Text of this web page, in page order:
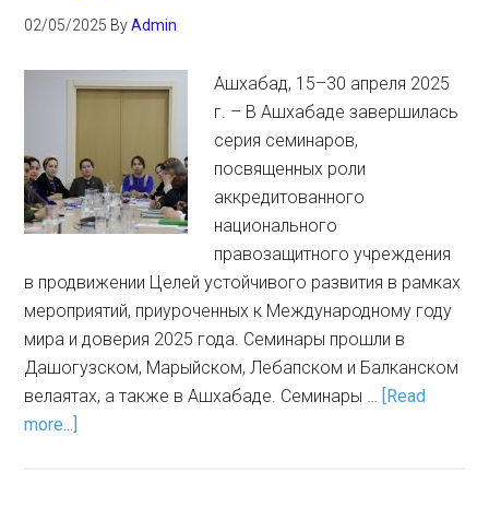
02/05/2025 ByAdmin
Ашхабад, 15–30 апреля 2025
г. – В Ашхабаде завершилась
серия семинаров,
посвященных роли
аккредитованного
национального
правозащитного учреждения
в продвижении Целей устойчивого развития в рамках
мероприятий, приуроченных к Международному году
мира и доверия 2025 года. Семинары прошли в
Дашогузском, Марыйском, Лебапском и Балканском
велаятах, а также в Ашхабаде. Семинары … [Read
more...]